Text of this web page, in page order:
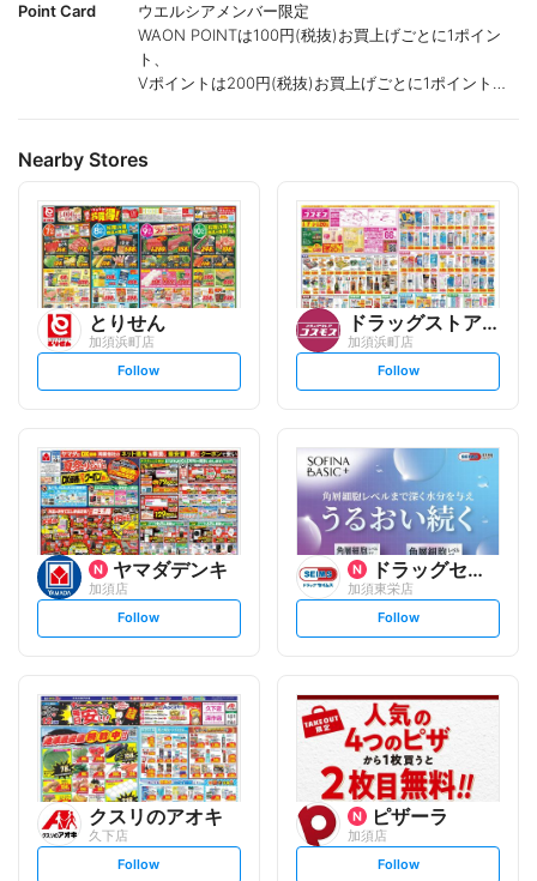
Point Card
ウエルシアメンバー限定
WAON POINTは100円(税抜)お買上げごとに1ポイン
ト、
Vポイントは200円(税抜)お買上げごとに1ポイント進
Nearby Stores
とりせん
加須浜町店
s
t
l
o
w
Follow
ドラッグストアコスモス
加須浜町店
s
t
l
o
w
Follow
ヤマダデンキ
加須店
s
t
l
o
w
Follow
ドラッグセイムス
加須東栄店
s
t
l
o
w
Follow
クスリのアオキ
久下店
s
Follow
ピザーラ
加須店
s
Follow